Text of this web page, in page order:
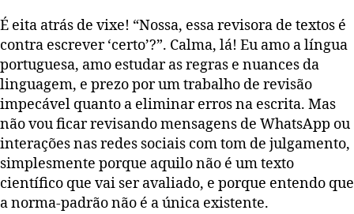
É eita atrás de vixe! “Nossa, essa revisora de textos é
contra escrever ‘certo’?”. Calma, lá! Eu amo a língua
portuguesa, amo estudar as regras e nuances da
linguagem, e prezo por um trabalho de revisão
impecável quanto a eliminar erros na escrita. Mas
não vou ficar revisando mensagens de WhatsApp ou
interações nas redes sociais com tom de julgamento,
simplesmente porque aquilo não é um texto
científico que vai ser avaliado, e porque entendo que
a norma-padrão não é a única existente.